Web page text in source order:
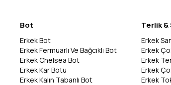
Bot
Erkek Bot
Erkek Fermuarlı Ve Bağcıklı Bot
Erkek Chelsea Bot
Erkek Kar Botu
Erkek Kalın Tabanlı Bot
Terlik
Erkek
Erkek
Erkek
Erkek
Erkek